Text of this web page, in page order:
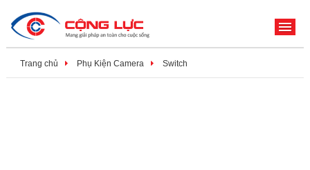
Trang chủ Phụ Kiện Camera Switch